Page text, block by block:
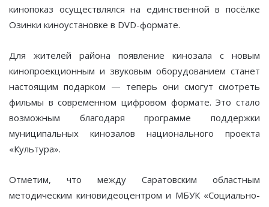
кинопоказ осуществлялся на единственной в посёлке
Озинки киноустановке в DVD-формате.
Для жителей района появление кинозала с новым
кинопроекционным и звуковым оборудованием станет
настоящим подарком — теперь они смогут смотреть
фильмы в современном цифровом формате. Это стало
возможным благодаря программе поддержки
муниципальных кинозалов национального проекта
«Культура».
Отметим, что между Саратовским областным
методическим киновидеоцентром и МБУК «Социально-